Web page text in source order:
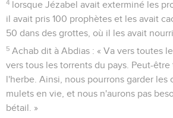
reconnaisse que c'est toi, Eternel, qui
toi qui ramènes leur cœur vers toi ! »
38 Le feu de l'Eternel tomba alors. Il
bois, les pierres et la terre, et il avala
fossé.
39 Quand ils virent cela, tous les
tombèrent le visage contre terre et
qui est Dieu ! C'est l'Eternel qui est Dieu !